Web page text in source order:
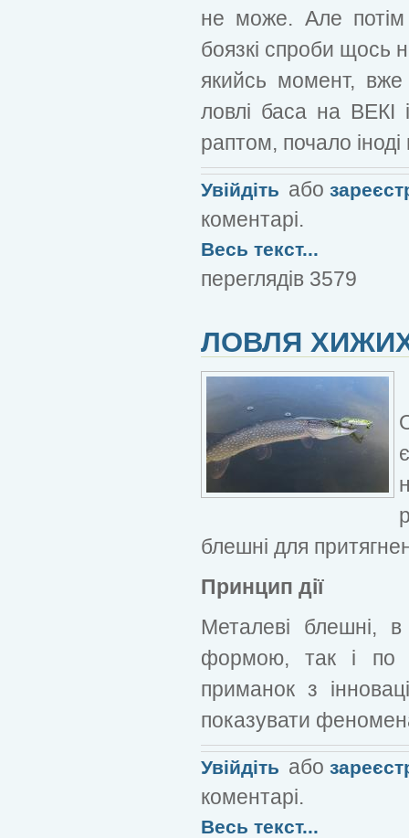
не може. Але потім
боязкі спроби щось
якийсь момент, вже
ловлі баса на ВЕКІ
раптом, почало
Увійдіть або
коментарі.
Весь текст...
переглядів 3579
ЛОВЛЯ
блешні для
Принцип дії
Металеві блешні,
формою, так і по
приманок з
показувати
Увійдіть або
коментарі.
Весь текст...